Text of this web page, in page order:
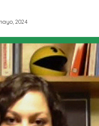
2024